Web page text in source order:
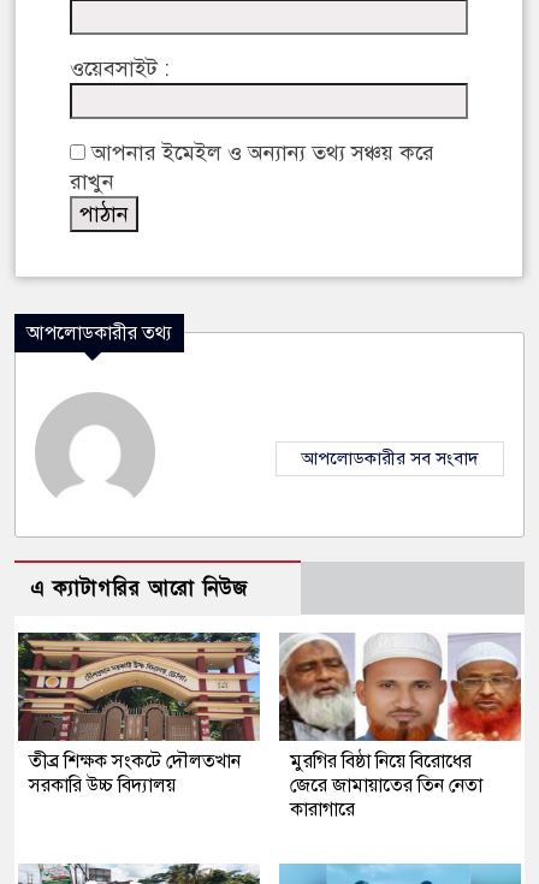
ওয়েবসাইট :
আপনার ইমেইল ও অন্যান্য তথ্য সঞ্চয় করে
রাখুন
আপলোডকারীর তথ্য
আপলোডকারীর সব সংবাদ
এ ক্যাটাগরির আরো নিউজ
তীব্র শিক্ষক সংকটে দৌলতখান
সরকারি উচ্চ বিদ্যালয়
মুরগির বিষ্ঠা নিয়ে বিরোধের
জেরে জামায়াতের তিন নেতা
কারাগারে